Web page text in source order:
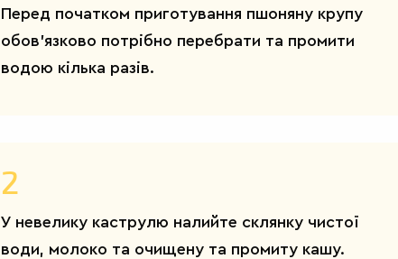
Перед початком приготування пшоняну крупу
обов’язково потрібно перебрати та промити
водою кілька разів.
2
У невелику каструлю налийте склянку чистої
води, молоко та очищену та промиту кашу.